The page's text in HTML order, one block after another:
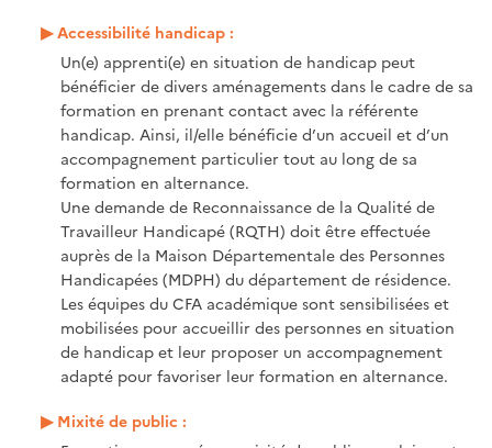
Accessibilité handicap :
Un(e) apprenti(e) en situation de handicap peut
bénéficier de divers aménagements dans le cadre de sa
formation en prenant contact avec la référente
handicap. Ainsi, il/elle bénéficie d’un accueil et d’un
accompagnement particulier tout au long de sa
formation en alternance.
Une demande de Reconnaissance de la Qualité de
Travailleur Handicapé (RQTH) doit être effectuée
auprès de la Maison Départementale des Personnes
Handicapées (MDPH) du département de résidence.
Les équipes du CFA académique sont sensibilisées et
mobilisées pour accueillir des personnes en situation
de handicap et leur proposer un accompagnement
adapté pour favoriser leur formation en alternance.
Mixité de public :